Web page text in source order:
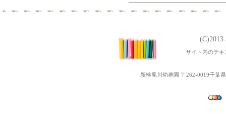
サイト内のテ
新検見川幼稚園 〒262-0019千葉